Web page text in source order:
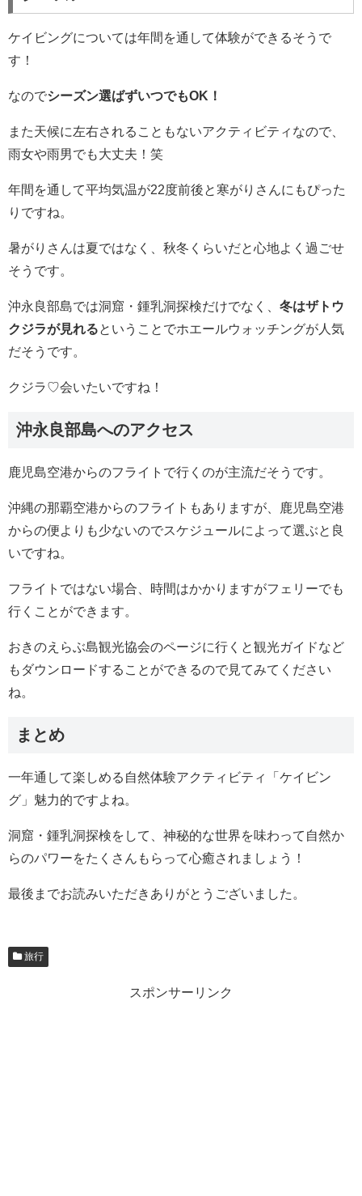
ケイビングについては年間を通して体験ができるそうで
す！
なのでシーズン選ばずいつでもOK！
また天候に左右されることもないアクティビティなので、
雨女や雨男でも大丈夫！笑
年間を通して平均気温が22度前後と寒がりさんにもぴった
りですね。
暑がりさんは夏ではなく、秋冬くらいだと心地よく過ごせ
そうです。
沖永良部島では洞窟・鍾乳洞探検だけでなく、 冬はザトウ
クジラが見れるということでホエールウォッチングが人気
だそうです。
クジラ♡会いたいですね！
沖永良部島へのアクセス
鹿児島空港からのフライトで行くのが主流だそうです。
沖縄の那覇空港からのフライトもありますが、鹿児島空港
からの便よりも少ないのでスケジュールによって選ぶと良
いですね。
フライトではない場合、時間はかかりますがフェリーでも
行くことができます。
おきのえらぶ島観光協会のページに行くと観光ガイドなど
もダウンロードすることができるので見てみてください
ね。
まとめ
一年通して楽しめる自然体験アクティビティ「ケイビン
グ」魅力的ですよね。
洞窟・鍾乳洞探検をして、神秘的な世界を味わって自然か
らのパワーをたくさんもらって心癒されましょう！
最後までお読みいただきありがとうございました。
旅行
スポンサーリンク